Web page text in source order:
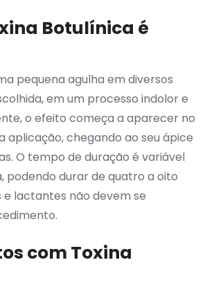
Botulínica é
pequena agulha em diversos
em um processo indolor e
o efeito começa a aparecer no
aplicação, chegando ao seu ápice
O tempo de duração é variável
podendo durar de quatro a oito
e lactantes não devem se
com Toxina